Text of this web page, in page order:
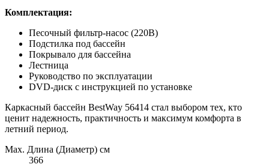
Комплектация:
Песочный фильтр-насос (220В)
Подстилка под бассейн
Покрывало для бассейна
Лестница
Руководство по эксплуатации
DVD-диск с инструкцией по установке
Каркасный бассейн BestWay 56414 стал выбором тех, кто
ценит надежность, практичность и максимум комфорта в
летний период.
Max. Длина (Диаметр) см
366